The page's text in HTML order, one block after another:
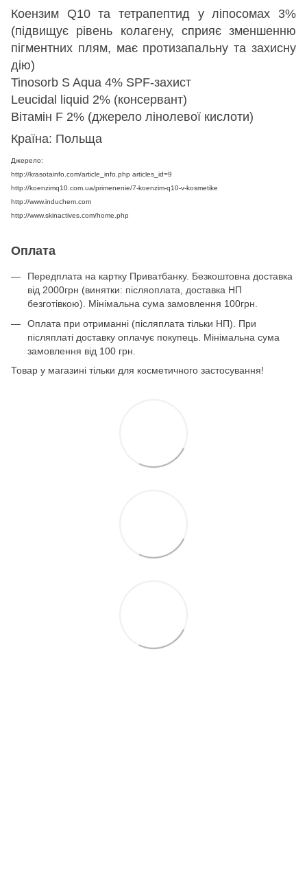
Коензим Q10 та тетрапептид у ліпосомах 3%
(підвищує рівень колагену, сприяє зменшенню
пігментних плям, має протизапальну та захисну
дію)
Tinosorb S Aqua 4% SPF-захист
Leucidal liquid 2% (консервант)
Вітамін F 2% (джерело лінолевої кислоти)
Країна: Польща
Джерело:
http://krasotainfo.com/article_info.php articles_id=9
http://koenzimq10.com.ua/primenenie/7-koenzim-q10-v-kosmetike
http://www.induchem.com
http://www.skinactives.com/home.php
Оплата
Передплата на картку Приватбанку. Безкоштовна доставка
від 2000грн (винятки: післяоплата, доставка НП
безготівкою). Мінімальна сума замовлення 100грн.
Оплата при отриманні (післяплата тільки НП). При
післяплаті доставку оплачує покупець. Мінімальна сума
замовлення від 100 грн.
Товар у магазині тільки для косметичного застосування!